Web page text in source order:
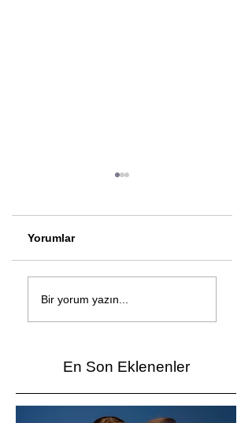
Çağan Şengül'den
yeni şarkı: Bir Ev
Yorumlar
Bir yorum yazın...
En Son Eklenenler